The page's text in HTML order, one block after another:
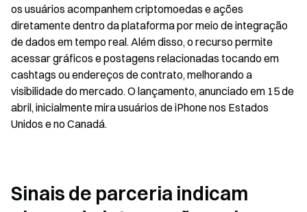
os usuários acompanhem criptomoedas e ações
diretamente dentro da plataforma por meio de integração
de dados em tempo real. Além disso, o recurso permite
acessar gráficos e postagens relacionadas tocando em
cashtags ou endereços de contrato, melhorando a
visibilidade do mercado. O lançamento, anunciado em 15 de
abril, inicialmente mira usuários de iPhone nos Estados
Unidos e no Canadá.
Sinais de parceria indicam